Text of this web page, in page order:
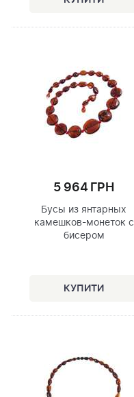
5 964 ГРН
Бусы из янтарных
камешков-монеток с
бисером